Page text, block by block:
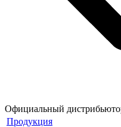
Официальный
Продукция